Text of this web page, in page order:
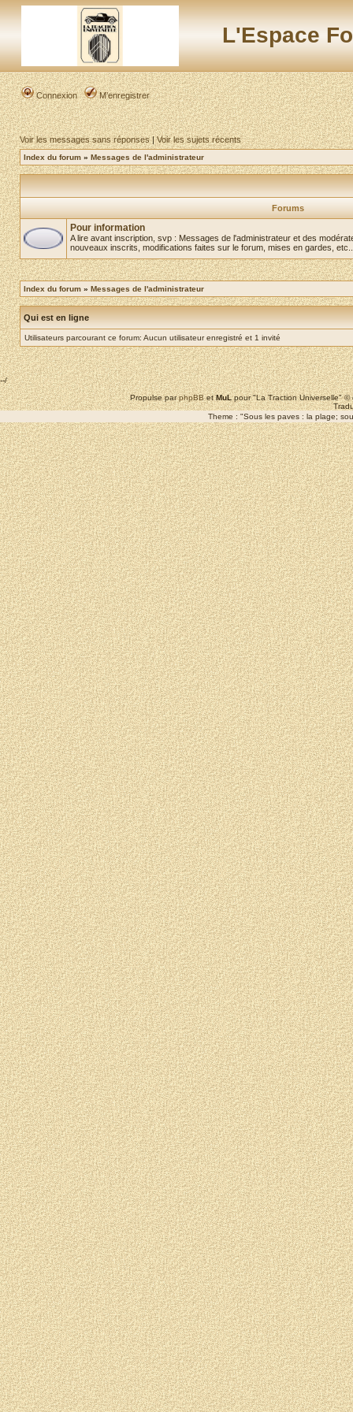
L'Espace
Connexion M’enregistrer
Voir les messages sans réponses|Voir les sujets récents
Index du forum » Messages de l'administrateur
Forums
Pour information
A lire avant inscription, svp : Messages de l'administrateur et des
nouveaux inscrits, modifications faites sur le forum, mises en gardes, etc..
Index du forum » Messages de l'administrateur
Qui est en ligne
Utilisateurs parcourant ce forum: Aucun utilisateur enregistré et 1 invité
--/
Propulse parphpBBetMuLpour "La Traction Universelle"
Theme : "Sous les paves : la plage;